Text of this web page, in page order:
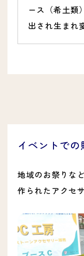
ース（希土類
出され生まれ
イベントでの
地域のお祭りな
作られたアクセ